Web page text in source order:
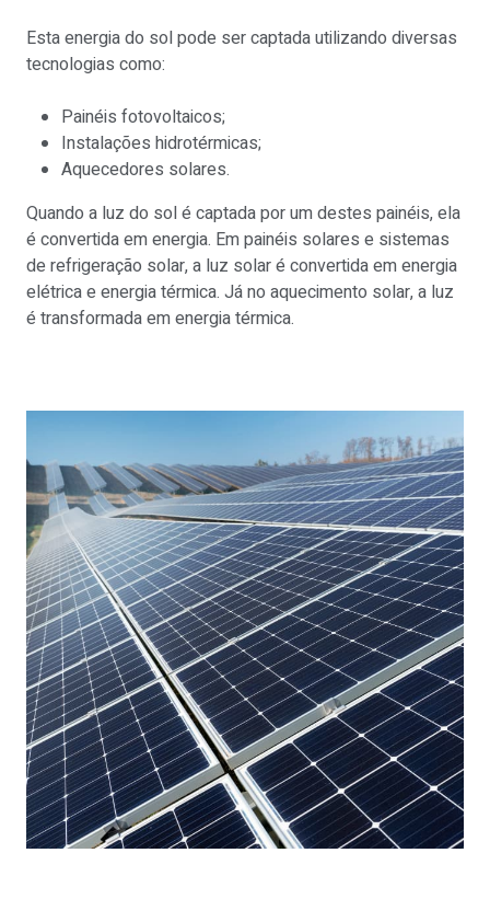
Esta energia do sol pode ser captada utilizando diversas
tecnologias como:
Painéis fotovoltaicos;
Instalações hidrotérmicas;
Aquecedores solares.
Quando a luz do sol é captada por um destes painéis, ela
é convertida em energia. Em painéis solares e sistemas
de refrigeração solar, a luz solar é convertida em energia
elétrica e energia térmica. Já no aquecimento solar, a luz
é transformada em energia térmica.